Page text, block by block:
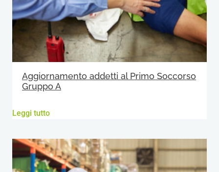
Aggiornamento addetti al Primo Soccorso
Gruppo A
Leggi tutto